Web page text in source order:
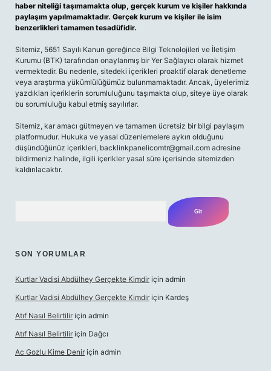
haber niteliği taşımamakta olup, gerçek kurum ve kişiler hakkında
paylaşım yapılmamaktadır. Gerçek kurum ve kişiler ile isim
benzerlikleri tamamen tesadüfidir.
Sitemiz, 5651 Sayılı Kanun gereğince Bilgi Teknolojileri ve İletişim
Kurumu (BTK) tarafından onaylanmış bir Yer Sağlayıcı olarak hizmet
vermektedir. Bu nedenle, sitedeki içerikleri proaktif olarak denetleme
veya araştırma yükümlülüğümüz bulunmamaktadır. Ancak, üyelerimiz
yazdıkları içeriklerin sorumluluğunu taşımakta olup, siteye üye olarak
bu sorumluluğu kabul etmiş sayılırlar.
Sitemiz, kar amacı gütmeyen ve tamamen ücretsiz bir bilgi paylaşım
platformudur. Hukuka ve yasal düzenlemelere aykırı olduğunu
düşündüğünüz içerikleri, backlinkpanelicomtr@gmail.com adresine
bildirmeniz halinde, ilgili içerikler yasal süre içerisinde sitemizden
kaldırılacaktır.
SON YORUMLAR
Kurtlar Vadisi Abdülhey Gerçekte Kimdir için admin
Kurtlar Vadisi Abdülhey Gerçekte Kimdir için Kardeş
Atıf Nasıl Belirtilir için admin
Atıf Nasıl Belirtilir için Dağcı
Ac Gozlu Kime Denir için admin